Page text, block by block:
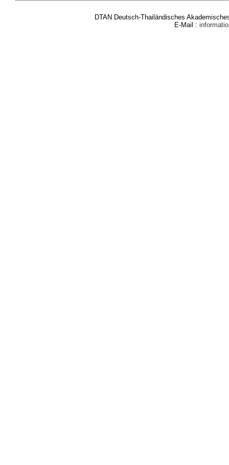
DTAN Deutsch-Thailändisches
E-Mail :